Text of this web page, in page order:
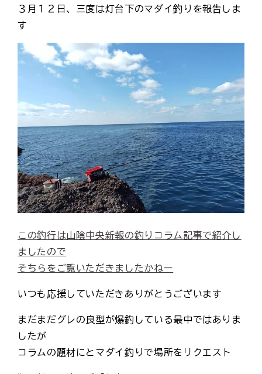
３月１２日、三度は灯台下のマダイ釣りを報告しま
す
この釣行は山陰中央新報の釣りコラム記事で紹介し
ましたので
そちらをご覧いただきましたかねー
いつも応援していただきありがとうございます
まだまだグレの良型が爆釣している最中ではありま
したが
コラムの題材にとマダイ釣りで場所をリクエスト